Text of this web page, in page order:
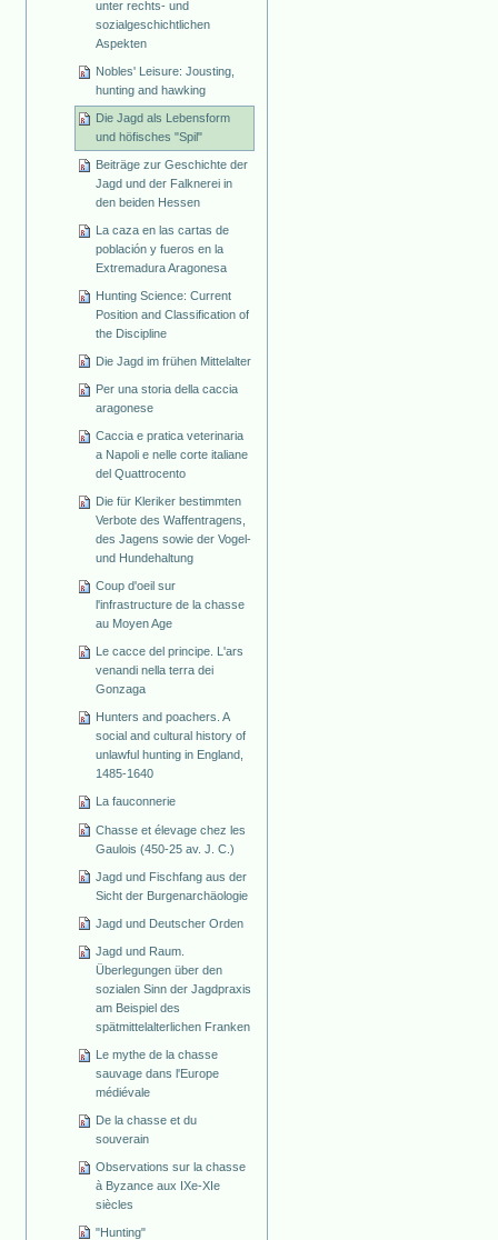
unter rechts- und
sozialgeschichtlichen
Aspekten
Nobles' Leisure: Jousting,
hunting and hawking
Die Jagd als Lebensform
und höfisches "Spil"
Beiträge zur Geschichte der
Jagd und der Falknerei in
den beiden Hessen
La caza en las cartas de
población y fueros en la
Extremadura Aragonesa
Hunting Science: Current
Position and Classification of
the Discipline
Die Jagd im frühen Mittelalter
Per una storia della caccia
aragonese
Caccia e pratica veterinaria
a Napoli e nelle corte italiane
del Quattrocento
Die für Kleriker bestimmten
Verbote des Waffentragens,
des Jagens sowie der Vogel-
und Hundehaltung
Coup d'oeil sur
l'infrastructure de la chasse
au Moyen Age
Le cacce del principe. L'ars
venandi nella terra dei
Gonzaga
Hunters and poachers. A
social and cultural history of
unlawful hunting in England,
1485-1640
La fauconnerie
Chasse et élevage chez les
Gaulois (450-25 av. J. C.)
Jagd und Fischfang aus der
Sicht der Burgenarchäologie
Jagd und Deutscher Orden
Jagd und Raum.
Überlegungen über den
sozialen Sinn der Jagdpraxis
am Beispiel des
spätmittelalterlichen Franken
Le mythe de la chasse
sauvage dans l'Europe
médiévale
De la chasse et du
souverain
Observations sur la chasse
à Byzance aux IXe-XIe
siècles
"Hunting"